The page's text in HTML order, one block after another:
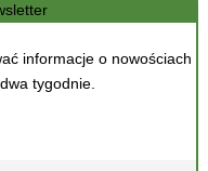
informacje o nowościach
tygodnie.